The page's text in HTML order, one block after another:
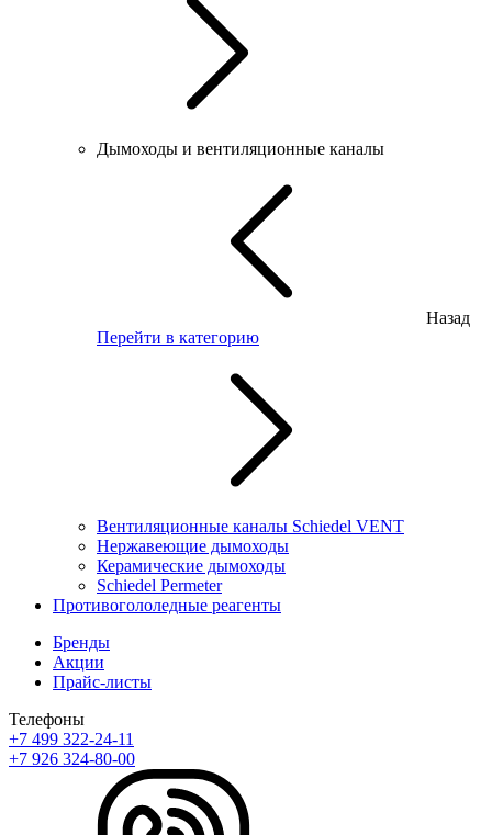
Дымоходы и вентиляционные каналы
Назад
Перейти в категорию
Вентиляционные каналы Schiedel VENT
Нержавеющие дымоходы
Керамические дымоходы
Schiedel Permeter
Противогололедные реагенты
Бренды
Акции
Прайс-листы
Телефоны
+7 499 322-24-11
+7 926 324-80-00